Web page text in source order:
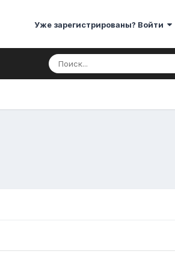
Уже зарегистрированы? Войти